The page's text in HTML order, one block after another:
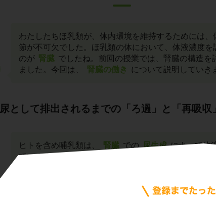
わたしたちほ乳類が、体内環境を維持するためには、
節が不可欠でした。ほ乳類の体において、体液濃度を
のが 腎臓 でしたね。前回の授業では、腎臓の構造を
ました。今回は、
腎臓の働き について説明していき
尿として排出されるまでの「ろ過」と「再吸収」
ヒトを含め哺乳類は、 腎臓 での尿生成によって体
ています。腎動脈から流れた血液が腎臓に入り、腎臓